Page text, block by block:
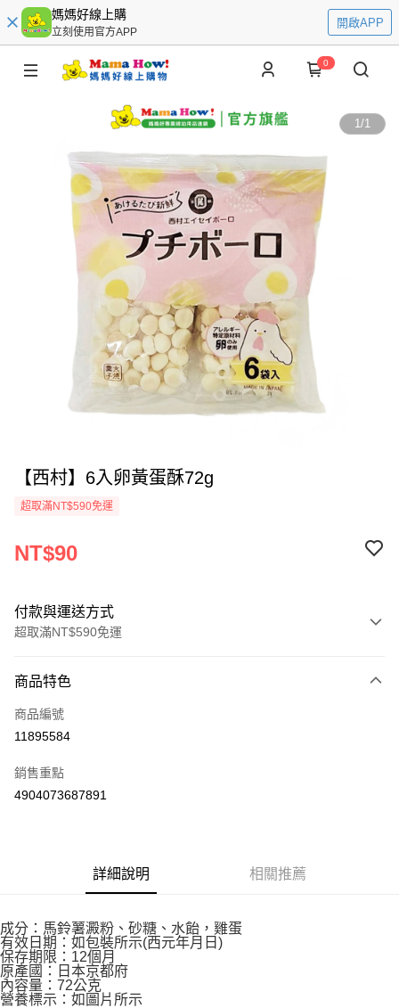
媽媽好線上購
立刻使用官方APP
開啟APP
0
1/1
【西村】6入卵黃蛋酥72g
超取滿NT$590免運
NT$90
付款與運送方式
超取滿NT$590免運
信用卡一次付款
超商取貨付款
Apple Pay
AFTEE先享後付
相關說明
【關於「AFTEE先享後付」】
AFTEE先享後付是「在收到商品之後才付款」的支付方式。 讓您購物簡單
便利好安心！
ATM付款
商品特色
商品編號
11895584
銷售重點
4904073687891
詳細說明 相關推薦
成分：馬鈴薯澱粉、砂糖、水飴，雞蛋
有效日期：如包裝所示(西元年月日)
保存期限：12個月
原產國：日本京都府
內容量：72公克
營養標示：如圖片所示